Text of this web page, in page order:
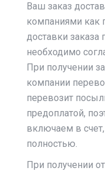
Ваш заказ
компаниями как
доставки заказа
необходимо
При получении
компании
перевозит
предоплатой,
включаем в
полностью.
При получении